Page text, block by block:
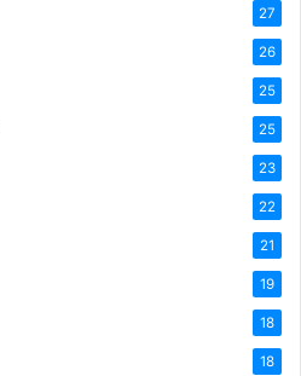
27
26
25
25
23
22
21
19
18
18